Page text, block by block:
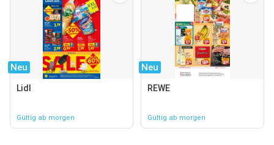
Neu
Lidl
Gültig ab morgen
Neu
REWE
Gültig ab morgen